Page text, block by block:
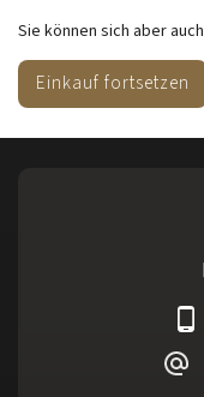
Sie können sich aber
Einkauf fortsetzen